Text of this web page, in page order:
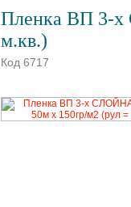
Пленка ВП 3-х
м.кв.)
Код 6717